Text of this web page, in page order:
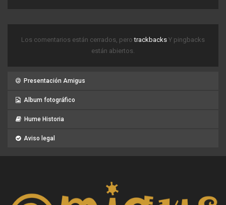
Los comentarios están cerrados, perotrackbacks Y pingbacks
están abiertos.
Presentación Amigus
Album fotográfico
Hume Historia
Aviso legal